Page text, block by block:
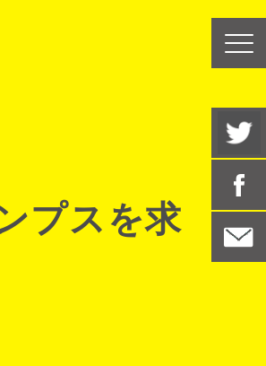
プスを求